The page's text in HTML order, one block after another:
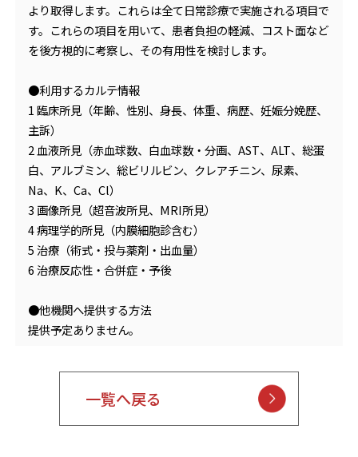
より取得します。これらは全て日常診療で実施される項目で
す。これらの項目を用いて、患者負担の軽減、コスト面など
を後方視的に考察し、その有用性を検討します。
●利用するカルテ情報
1 臨床所見（年齢、性別、身長、体重、病歴、妊娠分娩歴、
主訴）
2 血液所見（赤血球数、白血球数・分画、AST、ALT、総蛋
白、アルブミン、総ビリルビン、クレアチニン、尿素、
Na、K、Ca、Cl）
3 画像所見（超音波所見、MRI所見）
4 病理学的所見（内膜細胞診含む）
5 治療（術式・投与薬剤・出血量）
6 治療反応性・合併症・予後
●他機関へ提供する方法
提供予定ありません。
一覧へ戻る